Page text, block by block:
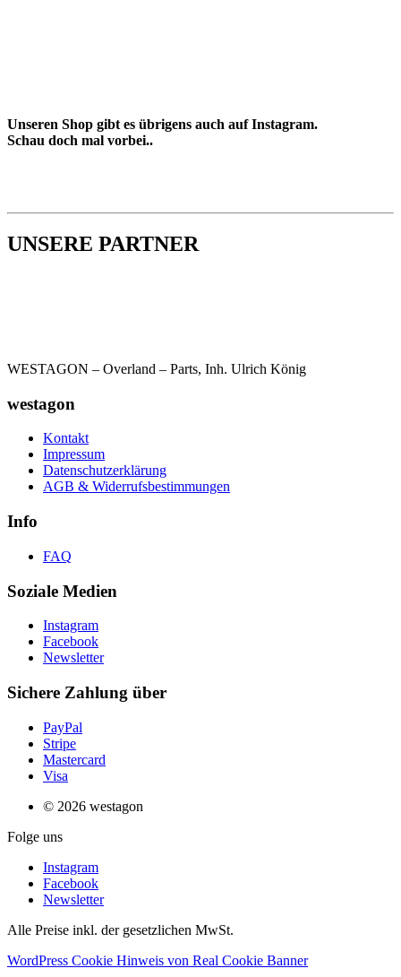
Unseren Shop gibt es übrigens auch auf Instagram.
Schau doch mal vorbei..
UNSERE PARTNER
WESTAGON – Overland – Parts, Inh. Ulrich König
westagon
Kontakt
Impressum
Datenschutzerklärung
AGB & Widerrufsbestimmungen
Info
FAQ
Soziale Medien
Instagram
Facebook
Newsletter
Sichere Zahlung über
PayPal
Stripe
Mastercard
Visa
© 2026 westagon
Folge uns
Instagram
Facebook
Newsletter
Alle Preise inkl. der gesetzlichen MwSt.
WordPress Cookie Hinweis von Real Cookie Banner